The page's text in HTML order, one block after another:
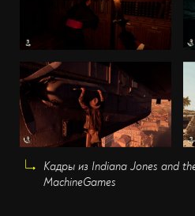
Кадры из Indiana Jones and
MachineGames